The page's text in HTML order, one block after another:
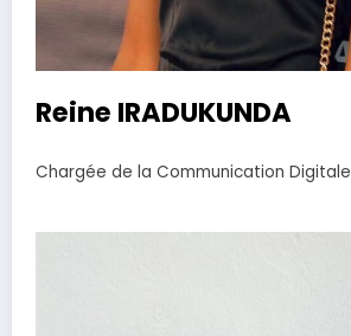
Reine IRADUKUNDA
Chargée de la Communication Digitale